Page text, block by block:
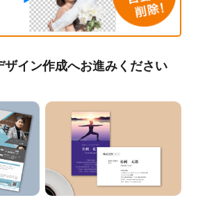
ザイン作成へお進みください